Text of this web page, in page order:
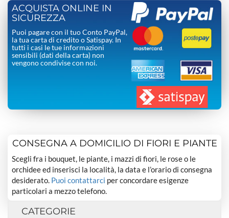
ACQUISTA ONLINE IN
SICUREZZA
Puoi pagare con il tuo Conto PayPal,
la tua carta di credito o Satispay. In
tutti i casi le tue informazioni
sensibili (dati della carta) non
vengono condivise con noi.
CONSEGNA A DOMICILIO DI FIORI E PIANTE
Scegli fra i bouquet, le piante, i mazzi di fiori, le rose o le
orchidee ed inserisci la località, la data e l’orario di consegna
desiderato. Puoi contattarci per concordare esigenze
particolari a mezzo telefono.
CATEGORIE